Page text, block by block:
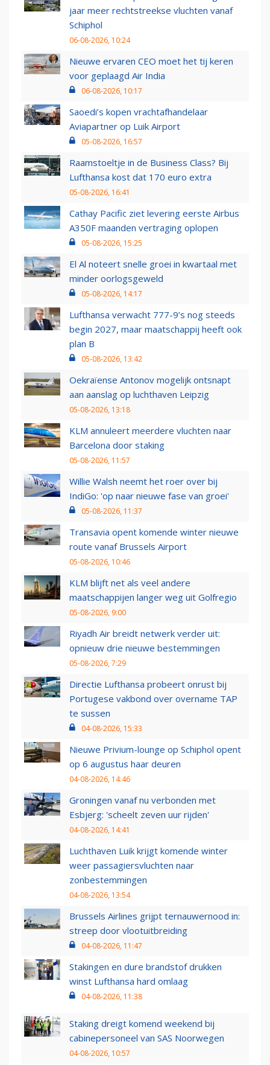
jaar meer rechtstreekse vluchten vanaf
Schiphol
06-08-2026, 10:24
Nieuwe ervaren CEO moet het tij keren
voor geplaagd Air India
06-08-2026, 10:17
Saoedi’s kopen vrachtafhandelaar
Aviapartner op Luik Airport
05-08-2026, 16:57
Raamstoeltje in de Business Class? Bij
Lufthansa kost dat 170 euro extra
05-08-2026, 16:41
Cathay Pacific ziet levering eerste Airbus
A350F maanden vertraging oplopen
05-08-2026, 15:25
El Al noteert snelle groei in kwartaal met
minder oorlogsgeweld
05-08-2026, 14:17
Lufthansa verwacht 777-9’s nog steeds
begin 2027, maar maatschappij heeft ook
plan B
05-08-2026, 13:42
Oekraïense Antonov mogelijk ontsnapt
aan aanslag op luchthaven Leipzig
05-08-2026, 13:18
KLM annuleert meerdere vluchten naar
Barcelona door staking
05-08-2026, 11:57
Willie Walsh neemt het roer over bij
IndiGo: 'op naar nieuwe fase van groei'
05-08-2026, 11:37
Transavia opent komende winter nieuwe
route vanaf Brussels Airport
05-08-2026, 10:46
KLM blijft net als veel andere
maatschappijen langer weg uit Golfregio
05-08-2026, 9:00
Riyadh Air breidt netwerk verder uit:
opnieuw drie nieuwe bestemmingen
05-08-2026, 7:29
Directie Lufthansa probeert onrust bij
Portugese vakbond over overname TAP
te sussen
04-08-2026, 15:33
Nieuwe Privium-lounge op Schiphol opent
op 6 augustus haar deuren
04-08-2026, 14:46
Groningen vanaf nu verbonden met
Esbjerg: 'scheelt zeven uur rijden'
04-08-2026, 14:41
Luchthaven Luik krijgt komende winter
weer passagiersvluchten naar
zonbestemmingen
04-08-2026, 13:54
Brussels Airlines grijpt ternauwernood in:
streep door vlootuitbreiding
04-08-2026, 11:47
Stakingen en dure brandstof drukken
winst Lufthansa hard omlaag
04-08-2026, 11:38
Staking dreigt komend weekend bij
cabinepersoneel van SAS Noorwegen
04-08-2026, 10:57